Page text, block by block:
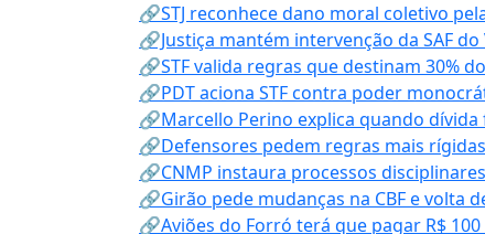
🔗STJ reconhece dano moral coletivo
🔗Justiça mantém intervenção da SAF
🔗STF valida regras que destinam 30%
🔗PDT aciona STF contra poder
🔗Marcello Perino explica quando
🔗Defensores pedem regras mais
🔗CNMP instaura processos
🔗Girão pede mudanças na CBF e volta
🔗Aviões do Forró terá que pagar R$